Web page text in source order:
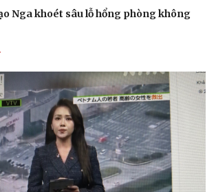
Nga khoét sâu lỗ hổng phòng không